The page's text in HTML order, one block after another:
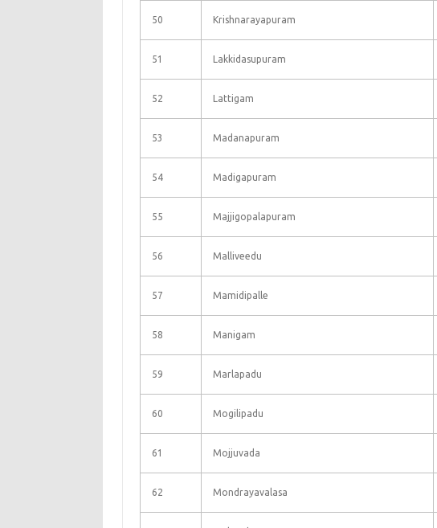
50 Krishnarayapuram
51 Lakkidasupuram
52 Lattigam
53 Madanapuram
54 Madigapuram
55 Majjigopalapuram
56 Malliveedu
57 Mamidipalle
58 Manigam
59 Marlapadu
60 Mogilipadu
61 Mojjuvada
62 Mondrayavalasa